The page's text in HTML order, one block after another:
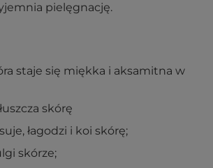
pielęgnację.
staje się miękka i aksamitna w
skórę
łagodzi i koi skórę;
skórze;